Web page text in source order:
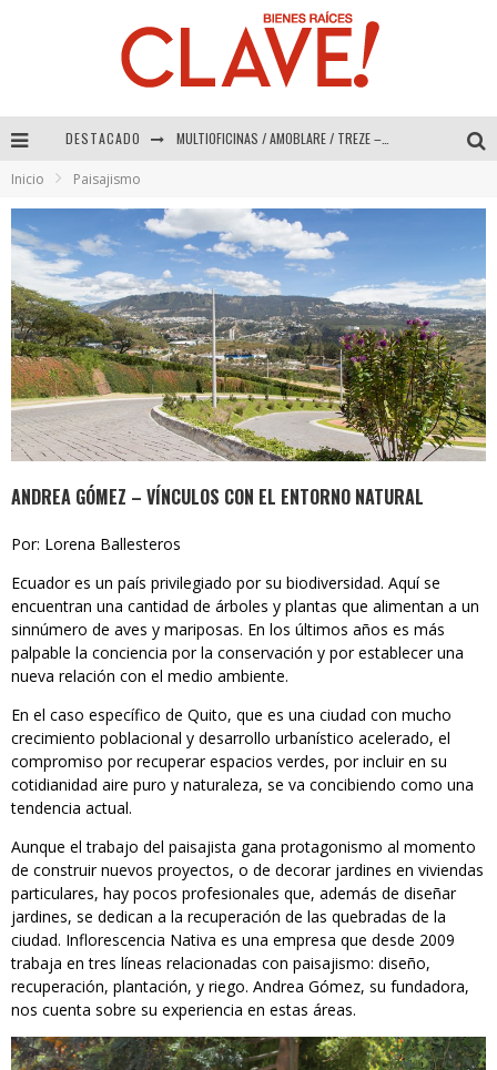
DESTACADO
Abad Vergara Arquitectos – Especial Interiorismo & Decoración 2026
Inicio Paisajismo
ANDREA GÓMEZ – VÍNCULOS CON EL ENTORNO NATURAL
Por: Lorena Ballesteros
Ecuador es un país privilegiado por su biodiversidad. Aquí se
encuentran una cantidad de árboles y plantas que alimentan a un
sinnúmero de aves y mariposas. En los últimos años es más
palpable la conciencia por la conservación y por establecer una
nueva relación con el medio ambiente.
En el caso específico de Quito, que es una ciudad con mucho
crecimiento poblacional y desarrollo urbanístico acelerado, el
compromiso por recuperar espacios verdes, por incluir en su
cotidianidad aire puro y naturaleza, se va concibiendo como una
tendencia actual.
Aunque el trabajo del paisajista gana protagonismo al momento
de construir nuevos proyectos, o de decorar jardines en viviendas
particulares, hay pocos profesionales que, además de diseñar
jardines, se dedican a la recuperación de las quebradas de la
ciudad. Inflorescencia Nativa es una empresa que desde 2009
trabaja en tres líneas relacionadas con paisajismo: diseño,
recuperación, plantación, y riego. Andrea Gómez, su fundadora,
nos cuenta sobre su experiencia en estas áreas.